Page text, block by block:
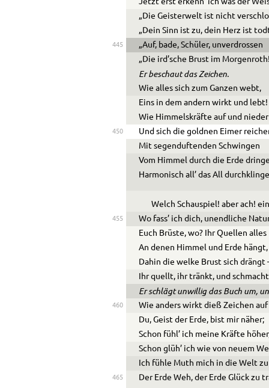
„Die Geisterwelt ist nicht
„Dein Sinn ist zu, dein Herz ist
445
„Auf, bade, Schüler, unverdrossen
„Die ird’sche Brust im
Er beschaut das Zeichen.
Wie alles sich zum Ganzen webt,
Eins in dem andern wirkt und lebt!
Wie Himmelskräfte auf und
450
Und sich die goldnen Eimer
Mit segenduftenden Schwingen
Vom Himmel durch die Erde
Harmonisch all’ das All
Welch Schauspiel! aber ach!
455
Wo fass’ ich dich, unendliche
Euch Brüste, wo? Ihr Quellen alles
An denen Himmel und Erde hängt,
Dahin die welke Brust sich drängt
Ihr quellt, ihr tränkt, und
Er schlägt unwillig das Buch um,
460
Wie anders wirkt dieß Zeichen
Du, Geist der Erde, bist mir näher;
Schon fühl’ ich meine Kräfte
Schon glüh’ ich wie von neuem
Ich fühle Muth mich in die Welt
465 Der Erde Weh, der Erde Glück zu